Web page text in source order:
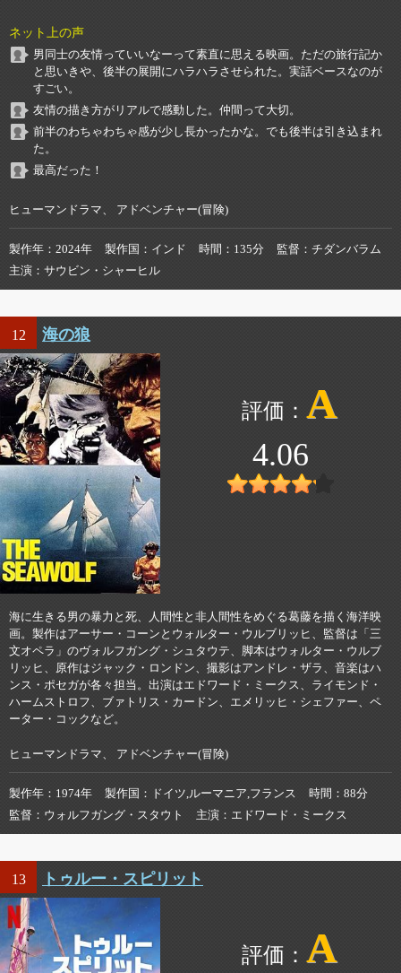
ネット上の声
男同士の友情っていいなーって素直に思える映画。ただの旅行記か
と思いきや、後半の展開にハラハラさせられた。実話ベースなのが
すごい。
友情の描き方がリアルで感動した。仲間って大切。
前半のわちゃわちゃ感が少し長かったかな。でも後半は引き込まれ
た。
最高だった！
ヒューマンドラマ、 アドベンチャー(冒険)
製作年 2024年 製作国 インド 時間 135分 監督
チダンバラム
主演
サウビン・シャーヒル
12 海の狼
A
4.06
海に生きる男の暴力と死、人間性と非人間性をめぐる葛藤を描く海洋映
画。製作はアーサー・コーンとウォルター・ウルブリッヒ、監督は「三
文オペラ」のヴォルフガング・シュタウテ、脚本はウォルター・ウルブ
リッヒ、原作はジャック・ロンドン、撮影はアンドレ・ザラ、音楽はハ
ンス・ポセガが各々担当。出演はエドワード・ミークス、ライモンド・
ハームストロフ、ブァトリス・カードン、エメリッヒ・シェファー、ペ
ーター・コックなど。
ヒューマンドラマ、 アドベンチャー(冒険)
製作年 1974年 製作国 ドイツ,ルーマニア,フランス 時間
88分
監督
ウォルフガング・スタウト 主演 エドワード・ミークス
13 トゥルー・スピリット
A